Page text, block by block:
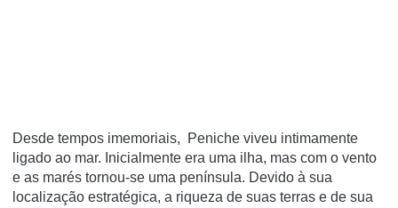
Desde tempos imemoriais, Peniche viveu intimamente
ligado ao mar. Inicialmente era uma ilha, mas com o vento
e as marés tornou-se uma península. Devido à sua
localização estratégica, a riqueza de suas terras e de sua